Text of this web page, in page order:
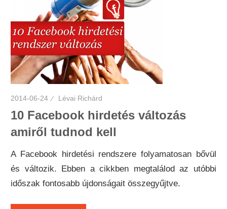
2014-06-24 Lévai Richárd
10 Facebook hirdetés változás
amiről tudnod kell
A Facebook hirdetési rendszere folyamatosan bővül
és változik. Ebben a cikkben megtalálod az utóbbi
időszak fontosabb újdonságait összegyűjtve.